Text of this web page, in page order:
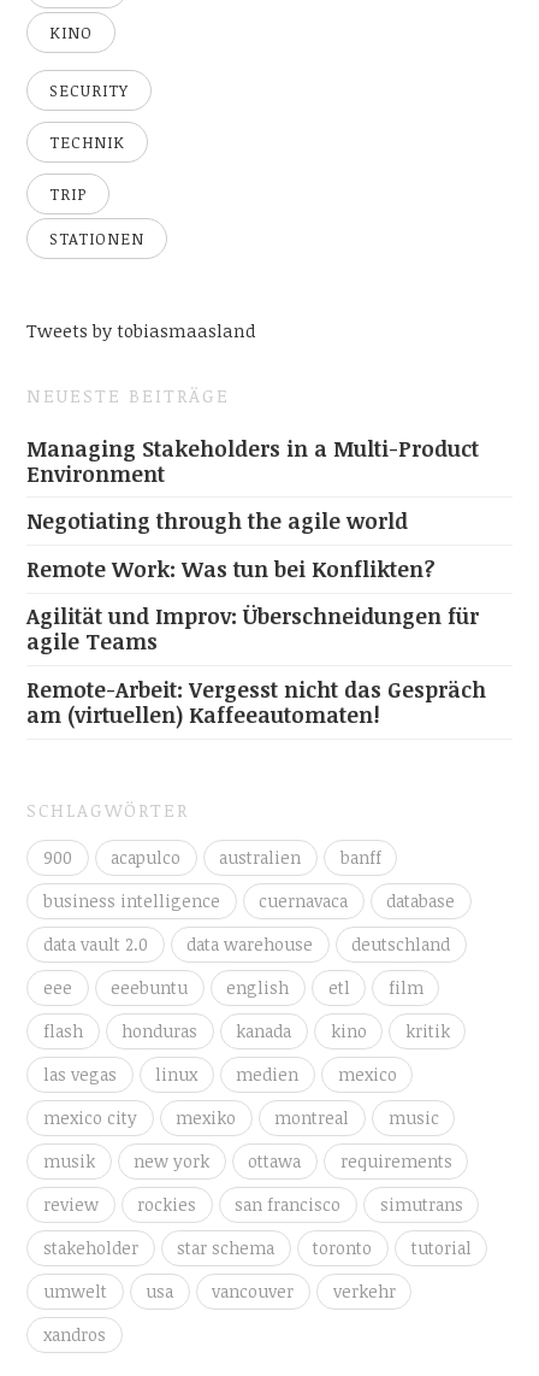
KINO
SECURITY
TECHNIK
TRIP
STATIONEN
Tweets by tobiasmaasland
NEUESTE BEITRÄGE
Managing Stakeholders in a Multi-Product
Environment
Negotiating through the agile world
Remote Work: Was tun bei Konflikten?
Agilität und Improv: Überschneidungen für
agile Teams
Remote-Arbeit: Vergesst nicht das Gespräch
am (virtuellen) Kaffeeautomaten!
SCHLAGWÖRTER
900 acapulco australien
banff
business intelligence
cuernavaca
database
data vault 2.0
data warehouse
deutschland
eee
eeebuntu english etl
film
flash
honduras kanada kino
kritik
las vegas
linux medien
mexico
mexico city
mexiko montreal
music
musik
new york ottawa
requirements
review
rockies san francisco
simutrans
stakeholder
star schema toronto
tutorial
umwelt
usa vancouver
verkehr
xandros